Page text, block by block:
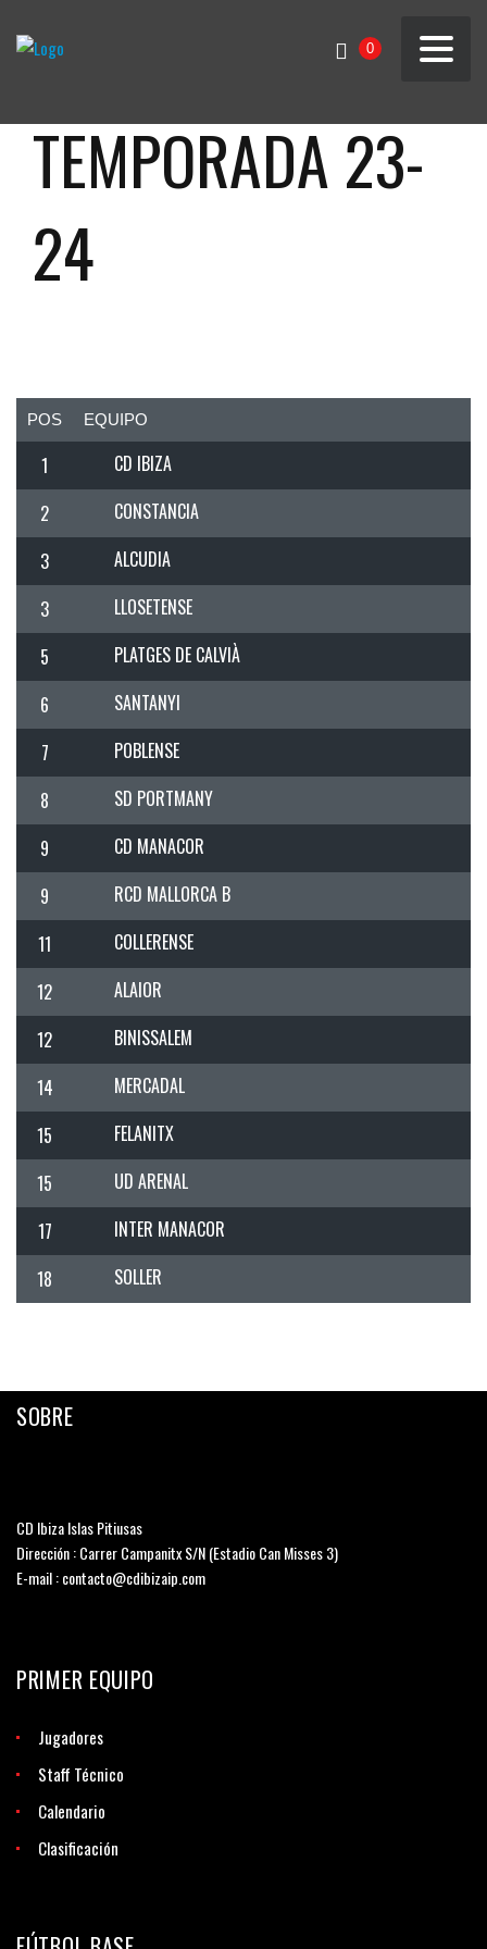
0
TEMPORADA 23-
24
POS EQUIPO
1
CD IBIZA
2
CONSTANCIA
3
ALCUDIA
3
LLOSETENSE
5
PLATGES DE CALVIÀ
6
SANTANYI
7
POBLENSE
8
SD PORTMANY
9
CD MANACOR
9
RCD MALLORCA B
11
COLLERENSE
12
ALAIOR
12
BINISSALEM
14
MERCADAL
15
FELANITX
15
UD ARENAL
17
INTER MANACOR
18
SOLLER
SOBRE
CD Ibiza Islas Pitiusas
Dirección : Carrer Campanitx S/N (Estadio Can Misses 3)
E-mail : contacto@cdibizaip.com
PRIMER EQUIPO
Jugadores
Staff Técnico
Calendario
Clasificación